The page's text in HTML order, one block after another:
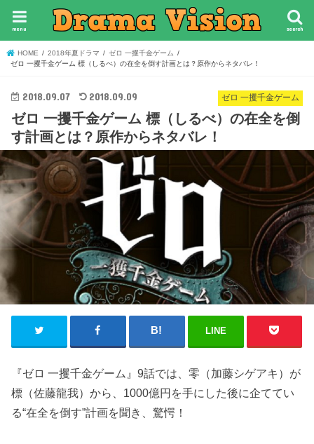
search
menu
HOME 2018年夏ドラマ
ゼロ 一攫千金ゲーム
ゼロ 一攫千金ゲーム 標（しるべ）の在全を倒す計画とは？原作からネタバレ！
ゼロ 一攫千金ゲーム
2018.09.07 2018.09.09
ゼロ 一攫千金ゲーム 標（しるべ）の在全を倒
す計画とは？原作からネタバレ！
LINE
『ゼロ 一攫千金ゲーム』9話では、零（加藤シゲアキ）が
標（佐藤龍我）から、1000億円を手にした後に企ててい
る“在全を倒す”計画を聞き、驚愕！